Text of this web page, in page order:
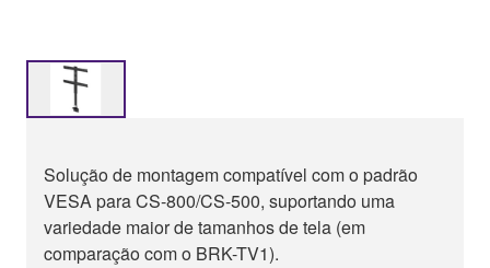
Solução de montagem compatível com o padrão
VESA para CS-800/CS-500, suportando uma
variedade maior de tamanhos de tela (em
comparação com o BRK-TV1).